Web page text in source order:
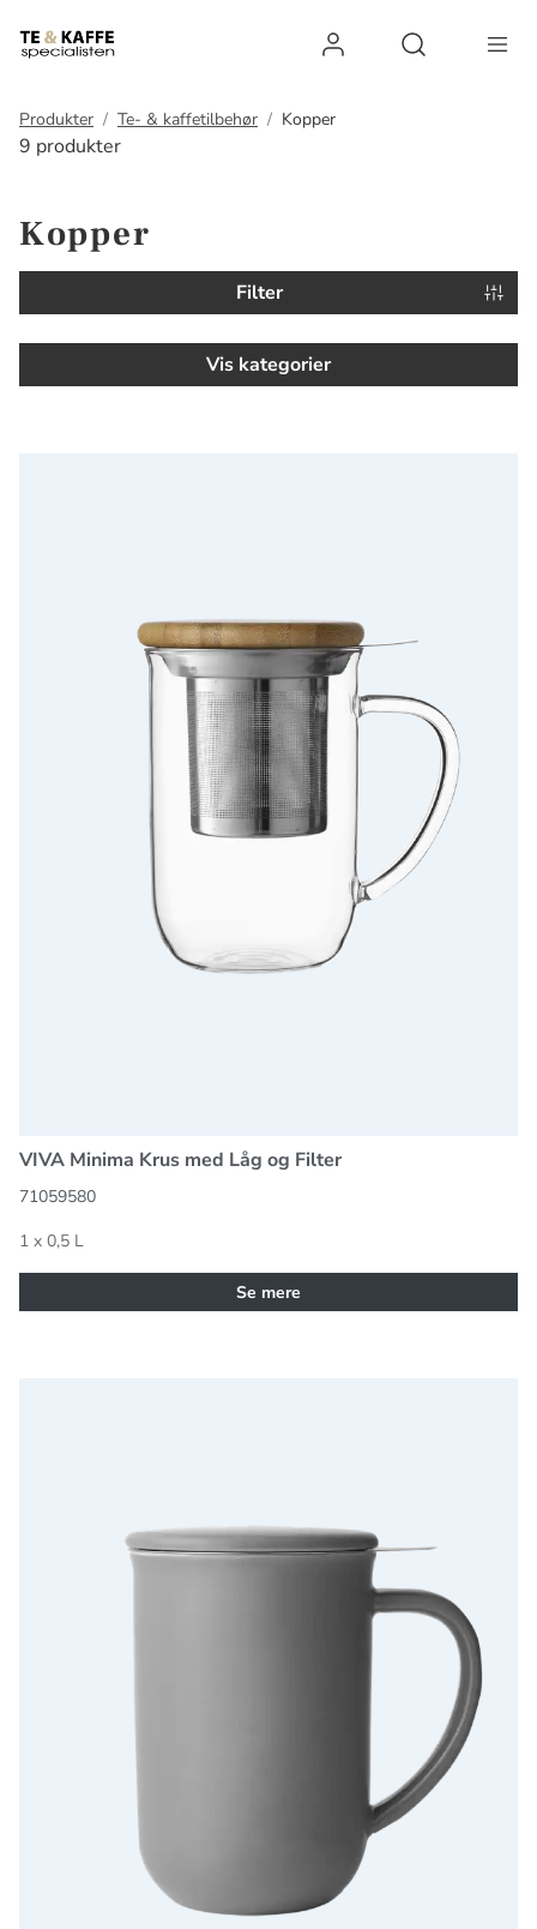
Log ind
Produkter Te- & kaffetilbehør Kopper
9 produkter
Kopper
Filter
Vis kategorier
VIVA Minima Krus med Låg og Filter
71059580
1 x 0,5 L
Se mere